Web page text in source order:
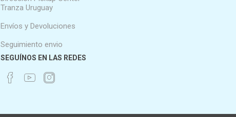
Tranza Uruguay
Envíos y Devoluciones
Seguimiento envio
SEGUÍNOS EN LAS REDES